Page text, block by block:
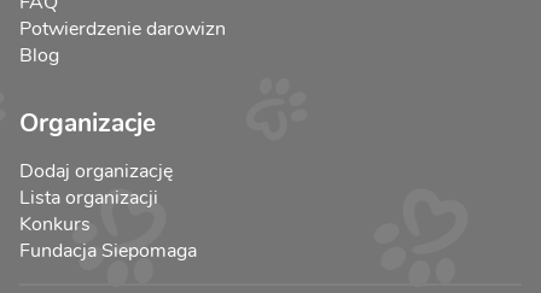
Potwierdzenie darowizn
Blog
Organizacje
Dodaj organizację
Lista organizacji
Konkurs
Fundacja Siepomaga